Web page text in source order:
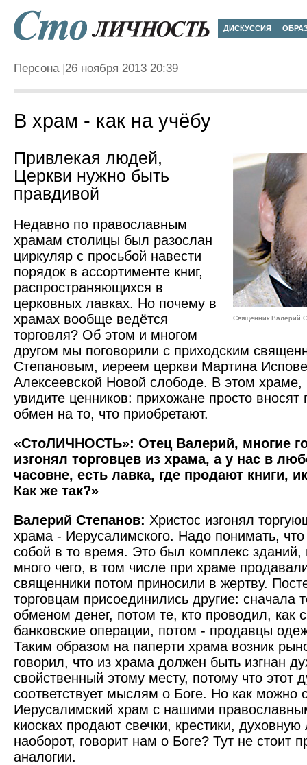
ДИСКУССИЯ
Персона 26 ноября 2013 20:39
В храм - как на учёбу
Священник Валерий
Привлекая людей,
Церкви нужно быть
правдивой
Недавно по православным
храмам столицы был разослан
циркуляр с просьбой навести
порядок в ассортименте книг,
распространяющихся в
церковных лавках. Но почему в
храмах вообще ведётся
торговля? Об этом и многом
другом мы поговорили с приходским
Степановым, иереем церкви Мартина
Алексеевской Новой слободе. В этом храме,
увидите ценников: прихожане просто вносят
обмен на то, что приобретают.
«СтоЛИЧНОСТЬ»: Отец Валерий, многие
изгонял торговцев из храма, а у нас в
часовне, есть лавка, где продают книги,
Как же так?»
Валерий Степанов: Христос изгонял
храма - Иеру­салимского. Надо понимать,
собой в то время. Это был комплекс зданий,
много чего, в том числе при храме
священники потом приносили в жертву.
торговцам присоединились другие: сначала
обменом денег, потом те, кто проводил, как
банковские операции, потом - продавцы
Таким образом на паперти храма возник
говорил, что из храма должен быть изгнан
свойственный этому месту, потому что этот
соответствует мыслям о Боге. Но как можно
Иерусалимский храм с нашими
киосках продают свечки, крестики, духовную
наоборот, говорит нам о Боге? Тут не стоит
аналогии.